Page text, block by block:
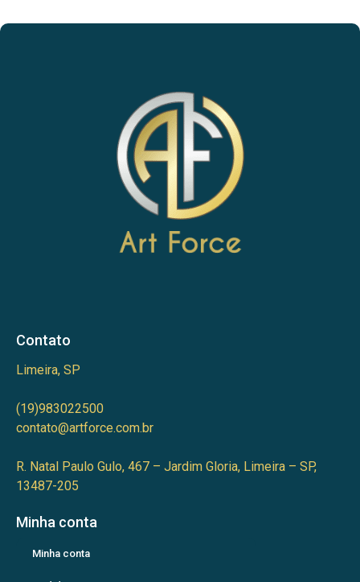
Contato
Limeira, SP
(19)983022500
contato@artforce.com.br
R. Natal Paulo Gulo, 467 – Jardim Gloria, Limeira – SP,
13487-205
Minha conta
Minha conta